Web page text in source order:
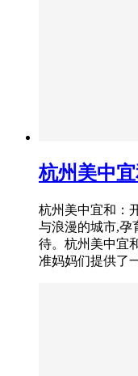
杭州美中
杭州美中宜和：
与浪漫的城市,孕
待。杭州美中宜
准妈妈们提供了